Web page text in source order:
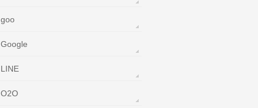
goo
Google
LINE
O2O